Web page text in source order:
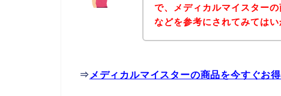
で、メディカルマイスター
などを参考にされてみては
⇒ メディカルマイスターの商品を今すぐお